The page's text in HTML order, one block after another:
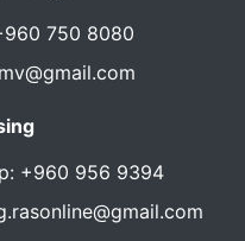
750 8080
+960 956 9394